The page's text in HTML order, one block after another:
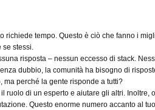
richiede tempo. Questo è ciò che fanno i
se stessi.
risposta – nessun eccesso di stack.
dubbio, la comunità ha bisogno di
perché la gente risponde a tutti?
ruolo di un esperto e aiutare gli altri. Inoltre,
Questo enorme numero accanto al